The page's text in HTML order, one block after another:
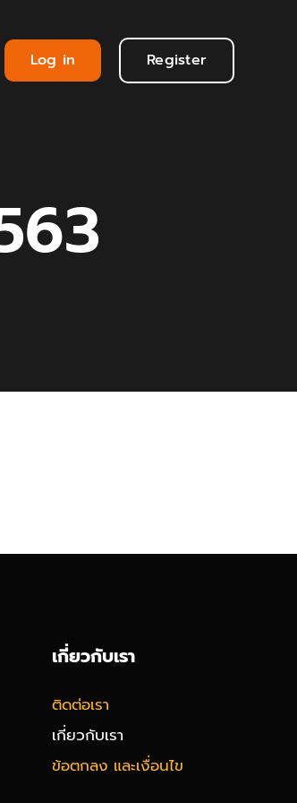
Log in Register
เกี่ยวกับเรา
ติดต่อเรา
เกี่ยวกับเรา
ข้อตกลง และเงื่อนไข